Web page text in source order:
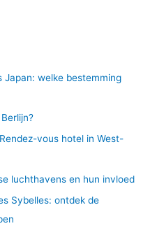
Japan: welke bestemming
vous hotel in West-
luchthavens en hun invloed
Sybelles: ontdek de